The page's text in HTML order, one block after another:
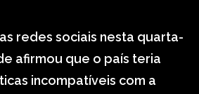
redes sociais nesta quarta-
afirmou que o país teria
incompatíveis com a